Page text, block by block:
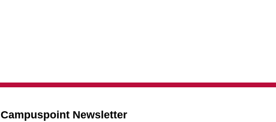
Campuspoint Newsletter